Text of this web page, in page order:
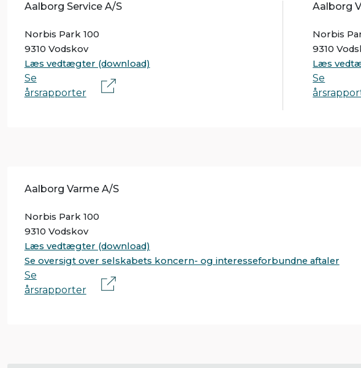
Aalborg Service A/S
Norbis Park 100
9310 Vodskov
Læs vedtægter (download)
Se
årsrapporter
Aalborg
Norbis
9310
Læs
Se
Aalborg Varme A/S
Norbis Park 100
9310 Vodskov
Læs vedtægter (download)
Se oversigt over selskabets koncern- og interesseforbundne aftaler
Se
årsrapporter